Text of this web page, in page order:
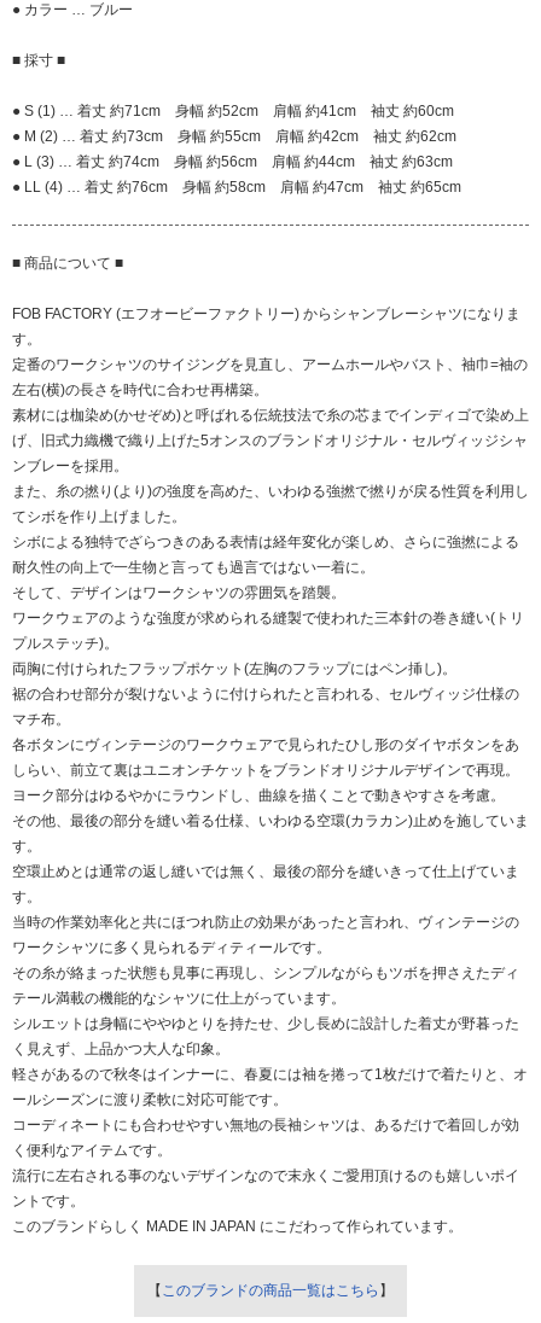
● カラー … ブルー
■ 採寸 ■
● S (1) … 着丈 約71cm 身幅 約52cm 肩幅 約41cm 袖丈 約60cm
● M (2) … 着丈 約73cm 身幅 約55cm 肩幅 約42cm 袖丈 約62cm
● L (3) … 着丈 約74cm 身幅 約56cm 肩幅 約44cm 袖丈 約63cm
● LL (4) … 着丈 約76cm 身幅 約58cm 肩幅 約47cm 袖丈 約65cm
■ 商品について ■
FOB FACTORY (エフオービーファクトリー) からシャンブレーシャツになりま
す。
定番のワークシャツのサイジングを見直し、アームホールやバスト、袖巾=袖の
左右(横)の長さを時代に合わせ再構築。
素材には枷染め(かせぞめ)と呼ばれる伝統技法で糸の芯までインディゴで染め上
げ、旧式力織機で織り上げた5オンスのブランドオリジナル・セルヴィッジシャ
ンブレーを採用。
また、糸の撚り(より)の強度を高めた、いわゆる強撚で撚りが戻る性質を利用し
てシボを作り上げました。
シボによる独特でざらつきのある表情は経年変化が楽しめ、さらに強撚による
耐久性の向上で一生物と言っても過言ではない一着に。
そして、デザインはワークシャツの雰囲気を踏襲。
ワークウェアのような強度が求められる縫製で使われた三本針の巻き縫い(トリ
プルステッチ)。
両胸に付けられたフラップポケット(左胸のフラップにはペン挿し)。
裾の合わせ部分が裂けないように付けられたと言われる、セルヴィッジ仕様の
マチ布。
各ボタンにヴィンテージのワークウェアで見られたひし形のダイヤボタンをあ
しらい、前立て裏はユニオンチケットをブランドオリジナルデザインで再現。
ヨーク部分はゆるやかにラウンドし、曲線を描くことで動きやすさを考慮。
その他、最後の部分を縫い着る仕様、いわゆる空環(カラカン)止めを施していま
す。
空環止めとは通常の返し縫いでは無く、最後の部分を縫いきって仕上げていま
す。
当時の作業効率化と共にほつれ防止の効果があったと言われ、ヴィンテージの
ワークシャツに多く見られるディティールです。
その糸が絡まった状態も見事に再現し、シンプルながらもツボを押さえたディ
テール満載の機能的なシャツに仕上がっています。
シルエットは身幅にややゆとりを持たせ、少し長めに設計した着丈が野暮った
く見えず、上品かつ大人な印象。
軽さがあるので秋冬はインナーに、春夏には袖を捲って1枚だけで着たりと、オ
ールシーズンに渡り柔軟に対応可能です。
コーディネートにも合わせやすい無地の長袖シャツは、あるだけで着回しが効
く便利なアイテムです。
流行に左右される事のないデザインなので末永くご愛用頂けるのも嬉しいポイ
ントです。
このブランドらしく MADE IN JAPAN にこだわって作られています。
【このブランドの商品一覧はこちら 】